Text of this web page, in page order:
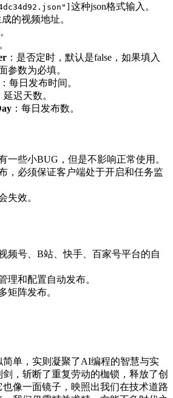
这种json格式输入。
成的视频地址。
：是否定时，默认是false，如果填入
参数为必填。
：每日发布时间。
延迟天数。
：每日发布数。
一些小BUG，但是不影响正常使用。
，必须保证客户端处于开启和任务监
失效。
频号、B站、快手、百家号平台的自
理和配置自动发布。
矩阵发布。
单，实则凝聚了AI编程的智慧与实
，斩断了重复劳动的枷锁，释放了创
像一面镜子，映照出我们在技术道路